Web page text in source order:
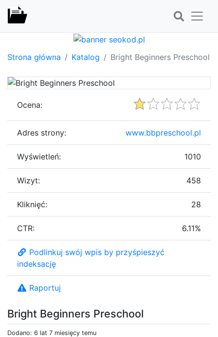
Strona główna Katalog Bright Beginners Preschool
Bright Beginners Preschool
Dodano: 6 lat 7 miesięcy temu
Ocena:
Adres strony: www.bbpreschool.pl
Wyświetleń: 1010
Wizyt: 458
Kliknięć: 28
CTR: 6.11%
Podlinkuj swój wpis by przyśpieszyć
indeksację
Raportuj